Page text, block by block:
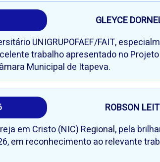
GLEYCE
UNIGRUPOFAEF/FAIT,
trabalho apresentado no
Municipal de Itapeva.
ROBSON
em Cristo (NIC) Regional, pela
em reconhecimento ao relevante